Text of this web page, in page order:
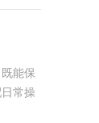
能保
常操